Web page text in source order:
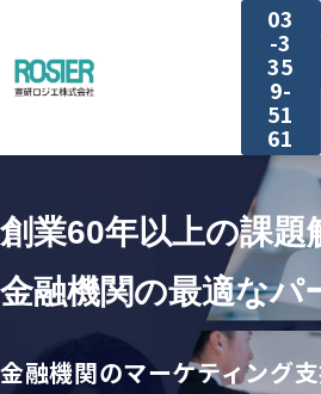
03
-3
35
9-
51
61
創業60年以上の課題
金融機関の最適なパ
金融機関のマーケティング